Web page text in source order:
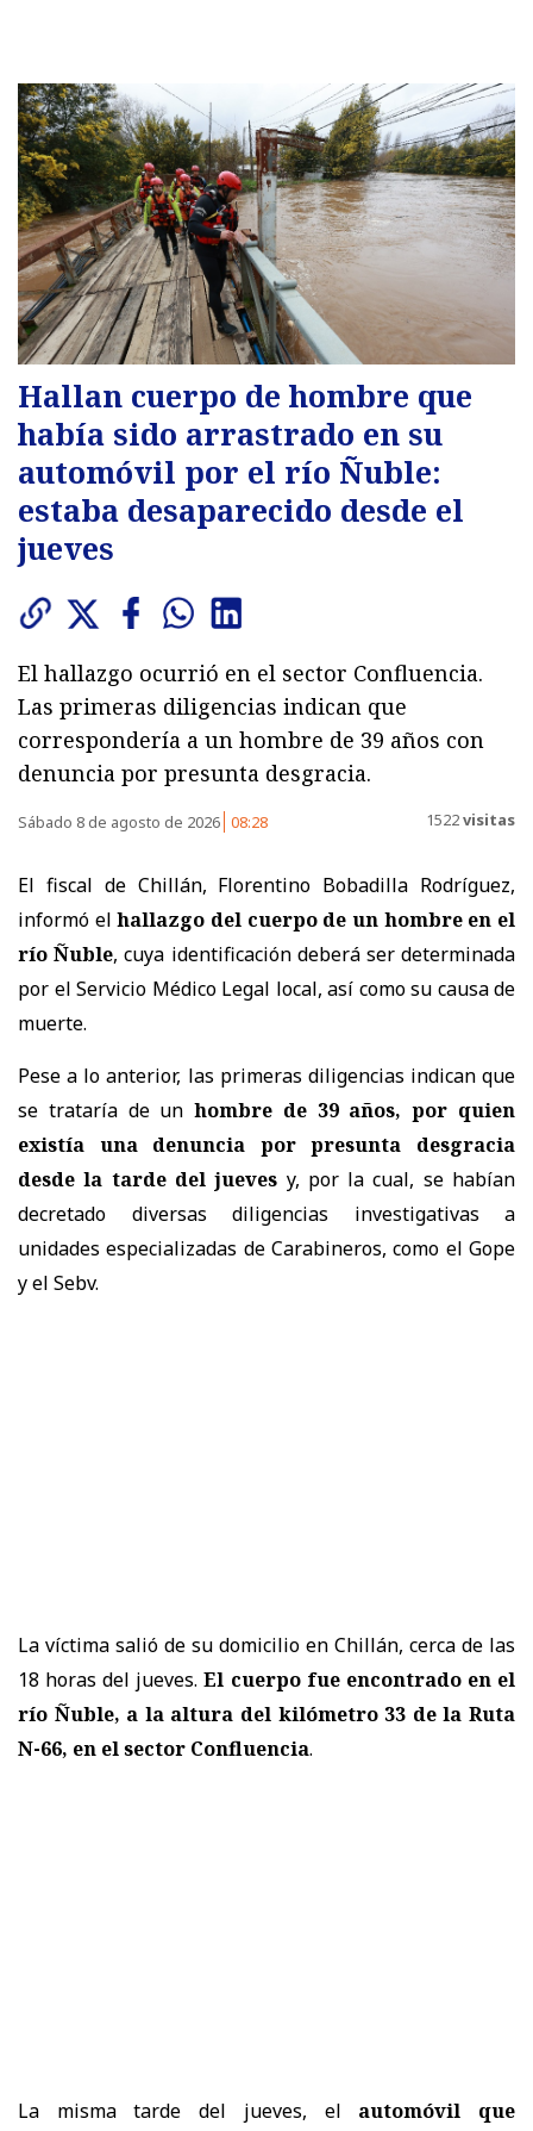
Hallan cuerpo de hombre que
había sido arrastrado en su
automóvil por el río Ñuble:
estaba desaparecido desde el
jueves
El hallazgo ocurrió en el sector Confluencia.
Las primeras diligencias indican que
correspondería a un hombre de 39 años con
denuncia por presunta desgracia.
Sábado 8 de agosto de 2026 08:28 1522visitas
El fiscal de Chillán, Florentino Bobadilla Rodríguez,
informó elhallazgo del cuerpo de un hombre en el
río Ñuble, cuya identificación deberá ser determinada
por el Servicio Médico Legal local, así como su causa de
muerte.
Pese a lo anterior, las primeras diligencias indican que
se trataría de unhombre de 39 años, por quien
existía una denuncia por presunta desgracia
desde la tarde del jueves y, por la cual, se habían
decretado diversas diligencias investigativas a
unidades especializadas de Carabineros, como el Gope
y el Sebv.
La víctima salió de su domicilio en Chillán, cerca de las
18 horas del jueves.El cuerpo fue encontrado en el
río Ñuble, a la altura del kilómetro 33 de la Ruta
N-66, en elsector Confluencia.
La misma tarde del jueves, el automóvil que